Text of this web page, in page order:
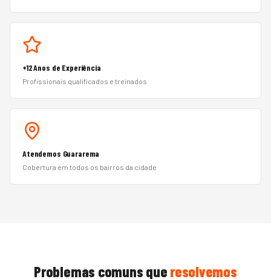
+12 Anos de Experiência
Profissionais qualificados e treinados
Atendemos Guararema
Cobertura em todos os bairros da cidade
Problemas comuns que resolvemos